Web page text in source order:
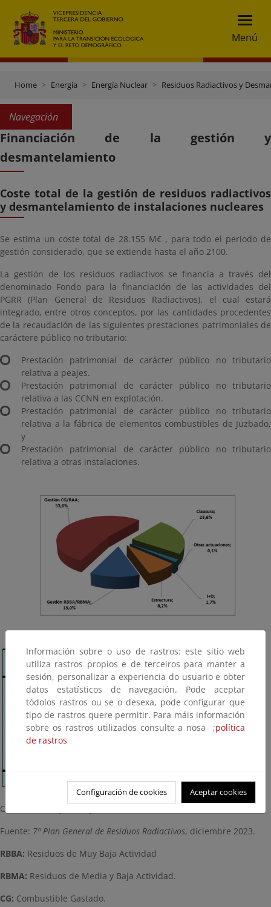
Menú
Home Energía Energía Nuclear Residuos Radiactivos y
Navegación
Financiación de la gestión y
desmantelamiento
Coste total de la gestión de residuos radiactivos
y desmantelamiento de instalaciones nucleares
Se estima un coste total de 28.155 M€ , para todo el periodo de
gestión considerado, que se extiende hasta el año 2100.
La gestión de los residuos radiactivos se financia a través del
denominado Fondo para la financiación de las actividades del
PGRR (Plan General de Residuos Radiactivos), el cual estará
integrado, entre otros conceptos, por las cantidades procedentes
de la recaudación de las siguientes prestaciones patrimoniales de
caráctere público no tributario:
Prestación patrimonial de carácter público no tributario
relativa a peajes.
Prestación patrimonial de carácter público no tributario
relativa a las CCNN en explotación.
Prestación patrimonial de carácter público no tributario
relativa a la fábrica de elementos combustibles de Juzbado,
y
Prestación patrimonial de carácter público no tributario
relativa a otras instalaciones.
Costes totales para el periodo 1985-2100.
Fuente: 7º Plan General de Residuos Radiactivos, diciembre 2023.
RBBA: Residuos de Muy Baja Actividad
RBMA: Residuos de Media y Baja Actividad.
CG: Combustible Gastado.
Información sobre o uso de rastros: este sitio web
utiliza rastros propios e de terceiros para manter a
sesión, personalizar a experiencia do usuario e obter
datos estatísticos de navegación. Pode aceptar
tódolos rastros ou se o desexa, pode configurar que
tipo de rastros quere permitir. Para máis información
sobre os rastros utilizados consulte a nosa ;política
de rastros
Configuración de cookies Aceptar cookies